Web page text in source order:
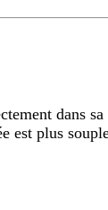
dans
est plus